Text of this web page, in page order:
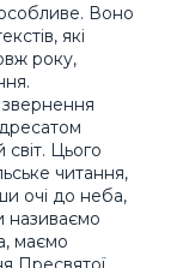
Воно
які
року,
Цього
читання,
очі до неба,
називаємо
маємо